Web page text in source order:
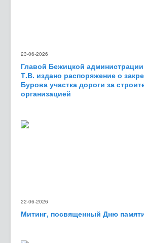
23-06-2026
Главой Бежицкой
Т.В. издано распоряжение о
Бурова участка дороги за
организацией
22-06-2026
Митинг, посвященный Дню